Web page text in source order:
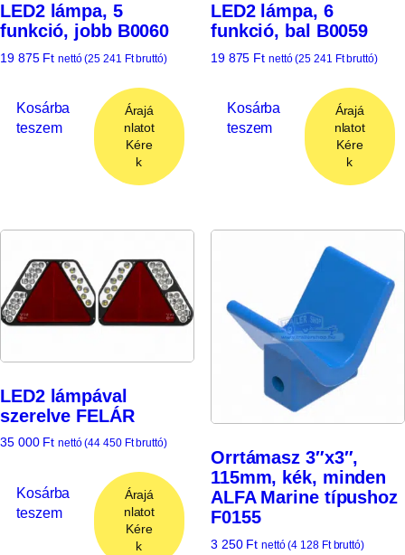
LED2 lámpa, 5
funkció, jobb B0060
19 875 Ft nettó (25 241 Ftbruttó)
Kosárba
teszem
Árajá
nlatot
Kére
k
LED2 lámpa, 6
funkció, bal B0059
19 875 Ft nettó (25 241 Ftbruttó)
Kosárba
teszem
Árajá
nlatot
Kére
k
LED2 lámpával
szerelve FELÁR
35 000 Ft nettó (44 450 Ftbruttó)
Kosárba
teszem
Árajá
nlatot
Kére
k
Orrtámasz 3″x3″,
115mm, kék, minden
ALFA Marine típushoz
F0155
3 250 Ft nettó (4 128 Ftbruttó)